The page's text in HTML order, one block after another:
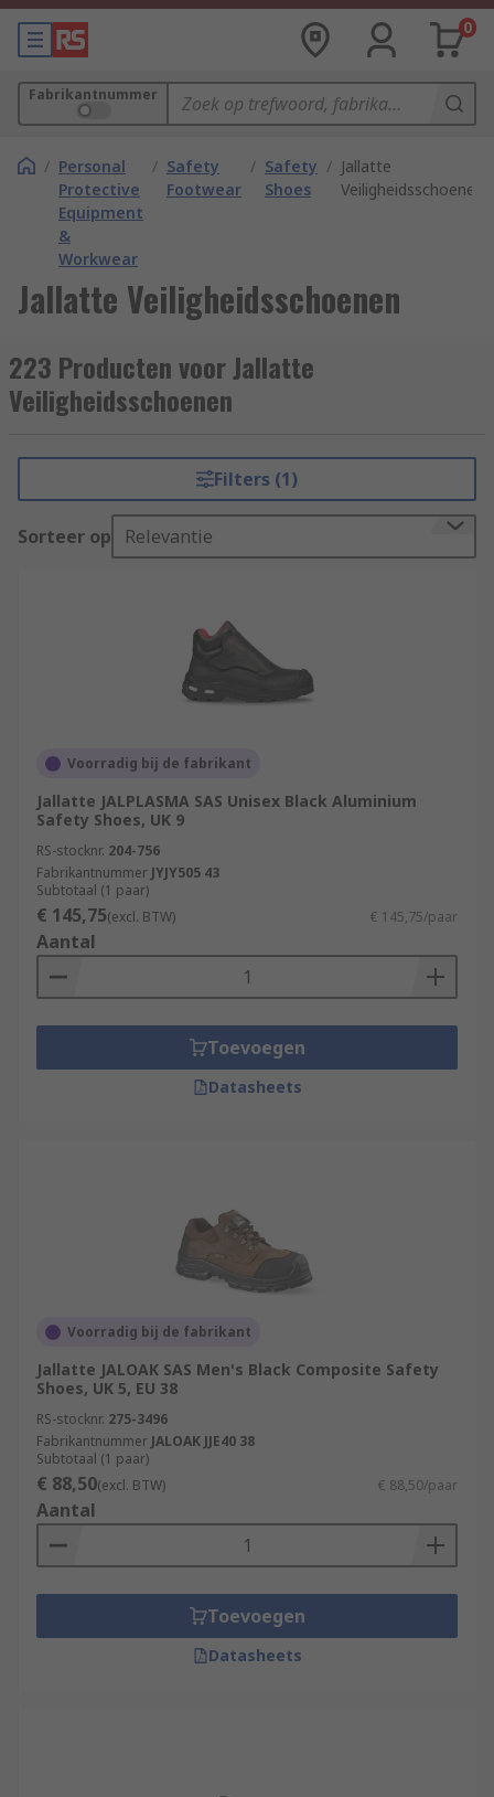
0
Fabrikantnummer
/ Personal
Protective
Equipment
&
Workwear
/ Safety
Footwear
/ Safety
Shoes
/ Jallatte
Veiligheidsschoenen
Jallatte Veiligheidsschoenen
223 Producten voor Jallatte
Veiligheidsschoenen
Filters (1)
Sorteer op Relevantie
Voorradig bij de fabrikant
Jallatte JALPLASMA SAS Unisex Black Aluminium
Safety Shoes, UK 9
RS-stocknr. 204-756
Fabrikantnummer JYJY505 43
Subtotaal (1 paar)
€ 145,75(excl. BTW) € 145,75/paar
Aantal
Toevoegen
Datasheets
Voorradig bij de fabrikant
Jallatte JALOAK SAS Men's Black Composite Safety
Shoes, UK 5, EU 38
RS-stocknr. 275-3496
Fabrikantnummer JALOAK JJE40 38
Subtotaal (1 paar)
€ 88,50(excl. BTW) € 88,50/paar
Aantal
Toevoegen
Datasheets